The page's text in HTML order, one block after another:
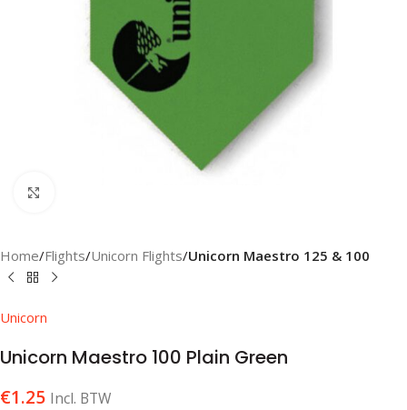
Home Flights Unicorn Flights Unicorn Maestro 125 & 100
Unicorn
Unicorn Maestro 100 Plain Green
€1.25 Incl. BTW